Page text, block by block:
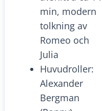
min, modern
tolkning av
Romeo och
Julia
Huvudroller:
Alexander
Bergman